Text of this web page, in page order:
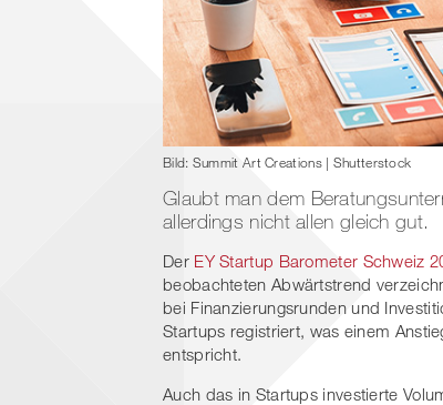
Bild: Summit Art Creations | Shutterstock
Glaubt man dem
allerdings nicht allen gleich gut.
Der EY Startup Barometer Schweiz
beobachteten Abwärtstrend
bei Finanzierungsrunden und
Startups registriert, was einem
entspricht.
Auch das in Startups investierte